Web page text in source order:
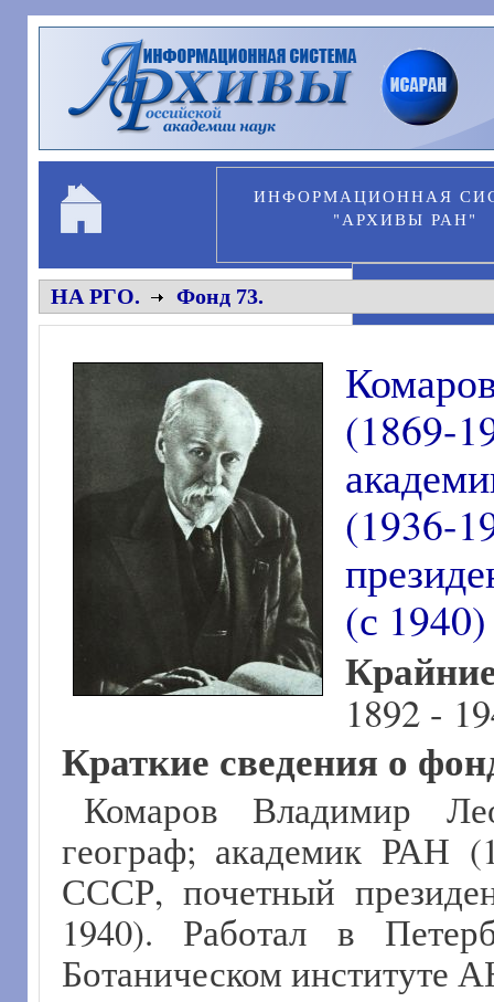
Перейти к основному содержанию
ИНФОРМАЦИОННАЯ
"АРХИВЫ РАН"
НА РГО. Фонд 73.
(1869-
(с 1940)
1892 -
Краткие сведения о
Комаров Владимир
географ; академик РАН
СССР, почетный
1940). Работал в
Ботаническом институте